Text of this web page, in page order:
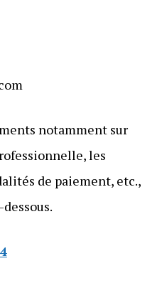
notamment sur
les
de paiement, etc.,